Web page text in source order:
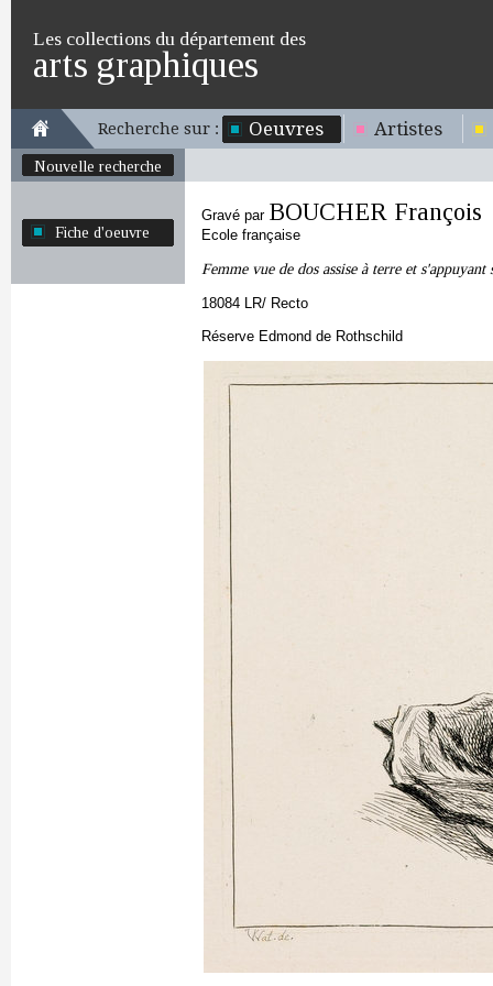
Les collections du département des
arts graphiques
Recherche sur : Oeuvres Artistes
Nouvelle recherche
Fiche d'oeuvre
Gravé par BOUCHER François
Ecole française
Femme vue de dos assise à terre et s'appuyant
18084 LR/ Recto
Réserve Edmond de Rothschild